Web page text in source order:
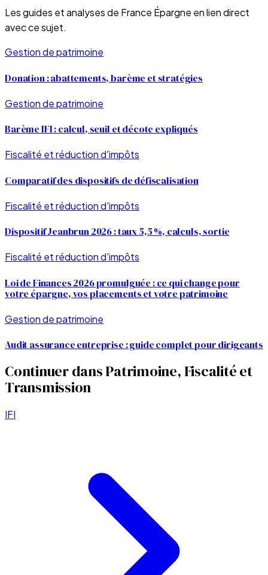
Les guides et analyses de France Épargne en lien direct
avec ce sujet.
Gestion de patrimoine
Donation : abattements, barème et stratégies
Gestion de patrimoine
Barème IFI : calcul, seuil et décote expliqués
Fiscalité et réduction d'impôts
Comparatif des dispositifs de défiscalisation
Fiscalité et réduction d'impôts
Dispositif Jeanbrun 2026 : taux 5,5 %, calculs, sortie
Fiscalité et réduction d'impôts
Loi de Finances 2026 promulguée : ce qui change pour
votre épargne, vos placements et votre patrimoine
Gestion de patrimoine
Audit assurance entreprise : guide complet pour dirigeants
Continuer dansPatrimoine, Fiscalité et
Transmission
IFI